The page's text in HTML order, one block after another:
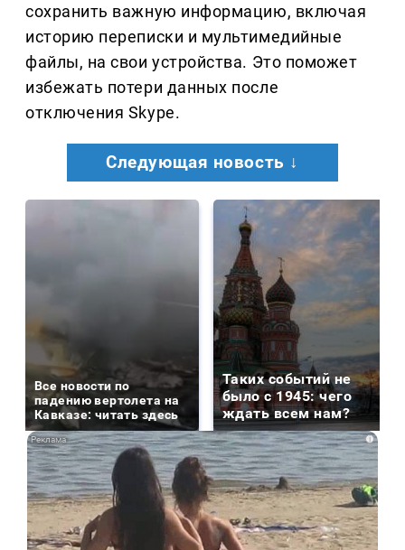
сохранить важную информацию, включая
историю переписки и мультимедийные
файлы, на свои устройства. Это поможет
избежать потери данных после
отключения Skype.
Следующая новость ↓
Все новости по
падению вертолета на
Кавказе: читать здесь
Таких событий не
было с 1945: чего
ждать всем нам?
i